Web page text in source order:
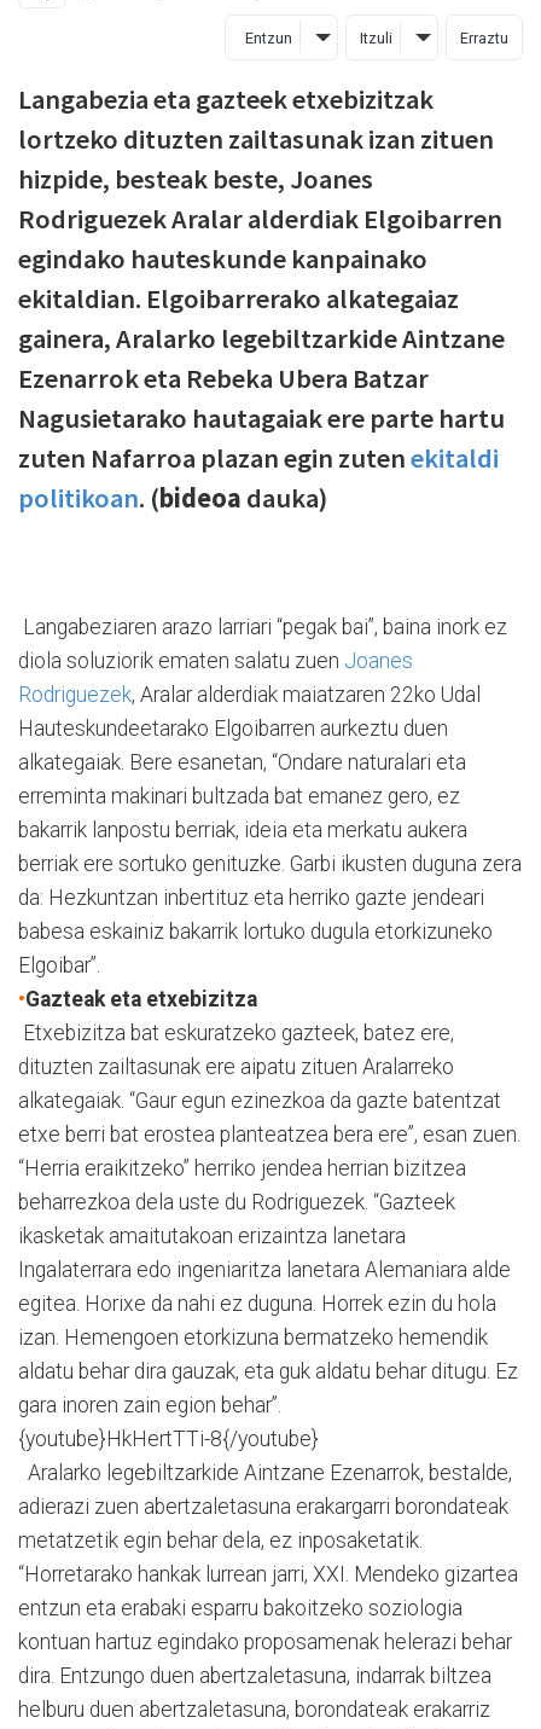
Entzun Itzuli Erraztu
Langabezia eta gazteek etxebizitzak
lortzeko dituzten zailtasunak izan zituen
hizpide, besteak beste, Joanes
Rodriguezek Aralar alderdiak Elgoibarren
egindako hauteskunde kanpainako
ekitaldian. Elgoibarrerako alkategaiaz
gainera, Aralarko legebiltzarkide Aintzane
Ezenarrok eta Rebeka Ubera Batzar
Nagusietarako hautagaiak ere parte hartu
zuten Nafarroa plazan egin zutenekitaldi
politikoan. (bideoa dauka)
Langabeziaren arazo larriari “pegak bai”, baina inork ez
diola soluziorik ematen salatu zuen Joanes
Rodriguezek, Aralar alderdiak maiatzaren 22ko Udal
Hauteskundeetarako Elgoibarren aurkeztu duen
alkategaiak. Bere esanetan, “Ondare naturalari eta
erreminta makinari bultzada bat emanez gero, ez
bakarrik lanpostu berriak, ideia eta merkatu aukera
berriak ere sortuko genituzke. Garbi ikusten duguna zera
da: Hezkuntzan inbertituz eta herriko gazte jendeari
babesa eskainiz bakarrik lortuko dugula etorkizuneko
Elgoibar”.
•Gazteak eta etxebizitza
Etxebizitza bat eskuratzeko gazteek, batez ere,
dituzten zailtasunak ere aipatu zituen Aralarreko
alkategaiak. “Gaur egun ezinezkoa da gazte batentzat
etxe berri bat erostea planteatzea bera ere”, esan zuen.
“Herria eraikitzeko” herriko jendea herrian bizitzea
beharrezkoa dela uste du Rodriguezek. “Gazteek
ikasketak amaitutakoan erizaintza lanetara
Ingalaterrara edo ingeniaritza lanetara Alemaniara alde
egitea. Horixe da nahi ez duguna. Horrek ezin du hola
izan. Hemengoen etorkizuna bermatzeko hemendik
aldatu behar dira gauzak, eta guk aldatu behar ditugu. Ez
gara inoren zain egion behar”.
{youtube}HkHertTTi-8{/youtube}
Aralarko legebiltzarkide Aintzane Ezenarrok, bestalde,
adierazi zuen abertzaletasuna erakargarri borondateak
metatzetik egin behar dela, ez inposaketatik.
“Horretarako hankak lurrean jarri, XXI. Mendeko gizartea
entzun eta erabaki esparru bakoitzeko soziologia
kontuan hartuz egindako proposamenak helerazi behar
dira. Entzungo duen abertzaletasuna, indarrak biltzea
helburu duen abertzaletasuna, borondateak erakarriz